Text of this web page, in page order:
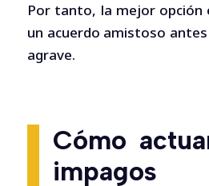
Por tanto, la mejor opción
un acuerdo amistoso antes
agrave.
Cómo
impagos